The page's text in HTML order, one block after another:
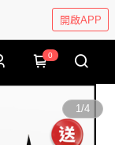
開啟APP
0
1/4